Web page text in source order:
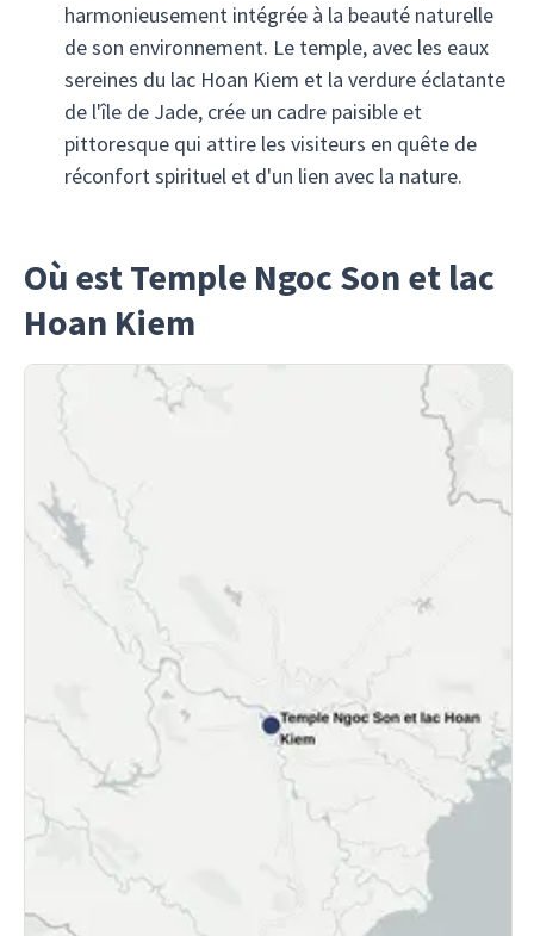
harmonieusement intégrée à la beauté naturelle
de son environnement. Le temple, avec les eaux
sereines du lac Hoan Kiem et la verdure éclatante
de l'île de Jade, crée un cadre paisible et
pittoresque qui attire les visiteurs en quête de
réconfort spirituel et d'un lien avec la nature.
Où est Temple Ngoc Son et lac
Hoan Kiem